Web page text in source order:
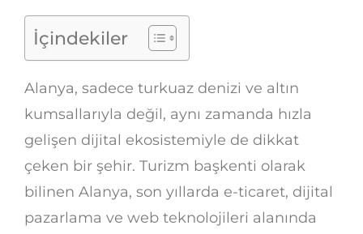
İçindekiler
Alanya, sadece turkuaz denizi ve altın
kumsallarıyla değil, aynı zamanda hızla
gelişen dijital ekosistemiyle de dikkat
çeken bir şehir. Turizm başkenti olarak
bilinen Alanya, son yıllarda e-ticaret, dijital
pazarlama ve web teknolojileri alanında